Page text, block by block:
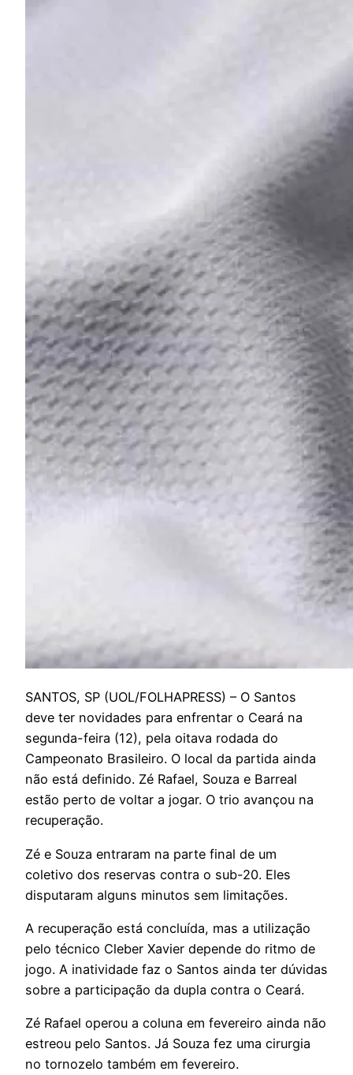
SANTOS, SP (UOL/FOLHAPRESS) – O Santos
deve ter novidades para enfrentar o Ceará na
segunda-feira (12), pela oitava rodada do
Campeonato Brasileiro. O local da partida ainda
não está definido. Zé Rafael, Souza e Barreal
estão perto de voltar a jogar. O trio avançou na
recuperação.
Zé e Souza entraram na parte final de um
coletivo dos reservas contra o sub-20. Eles
disputaram alguns minutos sem limitações.
A recuperação está concluída, mas a utilização
pelo técnico Cleber Xavier depende do ritmo de
jogo. A inatividade faz o Santos ainda ter dúvidas
sobre a participação da dupla contra o Ceará.
Zé Rafael operou a coluna em fevereiro ainda não
estreou pelo Santos. Já Souza fez uma cirurgia
no tornozelo também em fevereiro.